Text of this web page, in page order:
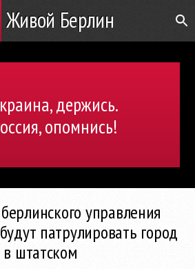
Живой Берлин
держись.
опомнись!
управления
патрулировать город
в штатском